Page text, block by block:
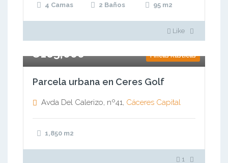
4 Camas 2 Baños 95 m2
Like
Fincas Rústicas
€165,000
Parcela urbana en Ceres Golf
Avda Del Calerizo, nº41, Cáceres Capital
1,850 m2
1